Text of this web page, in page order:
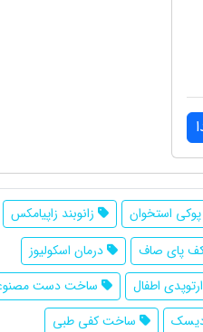
استخوان
زانوبند زاپیامکس
پای صاف
درمان اسکولیوز
ارتوپدی اطفال
ساخت دست
دیسک
ساخت کفی طبی